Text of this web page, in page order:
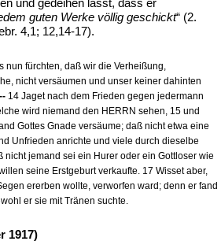
und gedeihen lässt, dass er
guten Werke völlig geschickt“ (2.
4,1; 12,14-17).
nun fürchten, daß wir die Verheißung,
nicht versäumen und unser keiner dahinten
14 Jaget nach dem Frieden gegen jedermann
wird niemand den HERRN sehen, 15 und
Gottes Gnade versäume; daß nicht etwa eine
Unfrieden anrichte und viele durch dieselbe
nicht jemand sei ein Hurer oder ein Gottloser wie
seine Erstgeburt verkaufte. 17 Wisset aber,
ererben wollte, verworfen ward; denn er fand
er sie mit Tränen suchte.
1917)